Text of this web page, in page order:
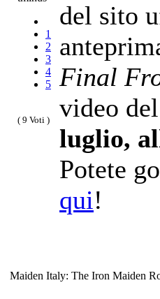
1
2
3
4
5
( 9 Voti )
del sito
Final
video
luglio,
Potete
qui!
Maiden Italy: The Iron Maiden